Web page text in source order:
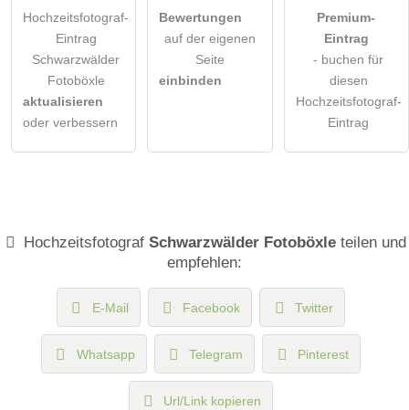
Hochzeitsfotograf-
Eintrag
Schwarzwälder
Fotoböxle
aktualisieren
oder verbessern
Bewertungen
auf der eigenen
Seite
einbinden
Premium-
Eintrag
- buchen für
diesen
Hochzeitsfotograf-
Eintrag
HochzeitsfotografSchwarzwälder Fotoböxle teilen und
empfehlen:
E-Mail Facebook Twitter
Whatsapp Telegram Pinterest
Url/Link kopieren